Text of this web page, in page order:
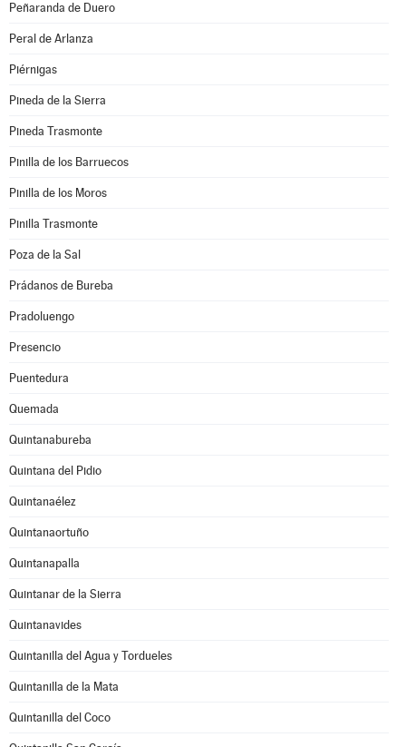
Peñaranda de Duero
Peral de Arlanza
Piérnigas
Pineda de la Sierra
Pineda Trasmonte
Pinilla de los Barruecos
Pinilla de los Moros
Pinilla Trasmonte
Poza de la Sal
Prádanos de Bureba
Pradoluengo
Presencio
Puentedura
Quemada
Quintanabureba
Quintana del Pidio
Quintanaélez
Quintanaortuño
Quintanapalla
Quintanar de la Sierra
Quintanavides
Quintanilla del Agua y Tordueles
Quintanilla de la Mata
Quintanilla del Coco